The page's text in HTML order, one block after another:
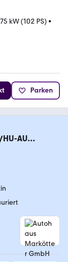
75 kW (102 PS) •
Parken
HU-AU